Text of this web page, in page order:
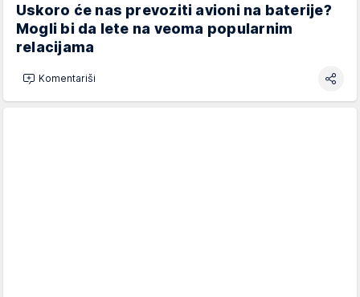
Uskoro će nas prevoziti avioni na baterije?
Mogli bi da lete na veoma popularnim
relacijama
Komentariši